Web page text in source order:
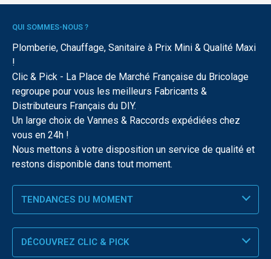
QUI SOMMES-NOUS ?
Plomberie, Chauffage, Sanitaire à Prix Mini & Qualité Maxi
!
Clic & Pick - La Place de Marché Française du Bricolage
regroupe pour vous les meilleurs Fabricants &
Distributeurs Français du DIY.
Un large choix de Vannes & Raccords expédiées chez
vous en 24h !
Nous mettons à votre disposition un service de qualité et
restons disponible dans tout moment.
TENDANCES DU MOMENT
DÉCOUVREZ CLIC & PICK